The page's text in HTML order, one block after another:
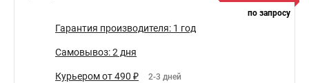
по запросу
Гарантия производителя: 1 год
Самовывоз: 2 дня
Курьером от 490 ₽ 2-3 дней